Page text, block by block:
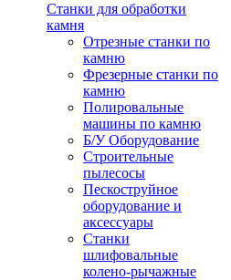
Станки для обработки
камня
Отрезные станки по
камню
Фрезерные станки по
камню
Полировальные
машины по камню
Б/У Оборудование
Строительные
пылесосы
Пескоструйное
оборудование и
аксессуары
Станки
шлифовальные
колено-рычажные